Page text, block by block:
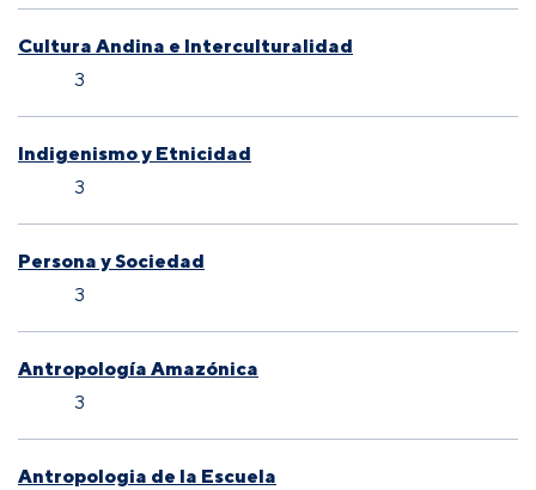
Cultura Andina e Interculturalidad
3
Indigenismo y Etnicidad
3
Persona y Sociedad
3
Antropología Amazónica
3
Antropologia de la Escuela